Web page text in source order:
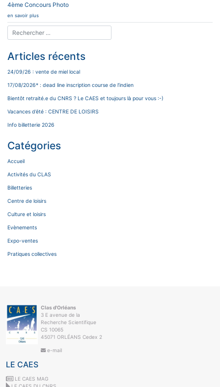
4ème Concours Photo
en savoir plus
Articles récents
24/09/26 : vente de miel local
17/08/2026* : dead line inscription course de l’indien
Bientôt retraité.e du CNRS ? Le CAES et toujours là pour vous :-)
Vacances d’été : CENTRE DE LOISIRS
Info billetterie 2026
Catégories
Accueil
Activités du CLAS
Billetteries
Centre de loisirs
Culture et loisirs
Evènements
Expo-ventes
Pratiques collectives
Clas d'Orléans
3 E avenue de la
Recherche Scientifique
CS 10065
45071 ORLÉANS Cedex 2
e-mail
LE CAES
LE CAES MAG